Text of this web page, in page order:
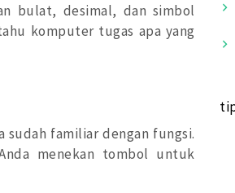
bulat, desimal, dan simbol
komputer tugas apa yang
sudah familiar dengan fungsi.
menekan tombol untuk